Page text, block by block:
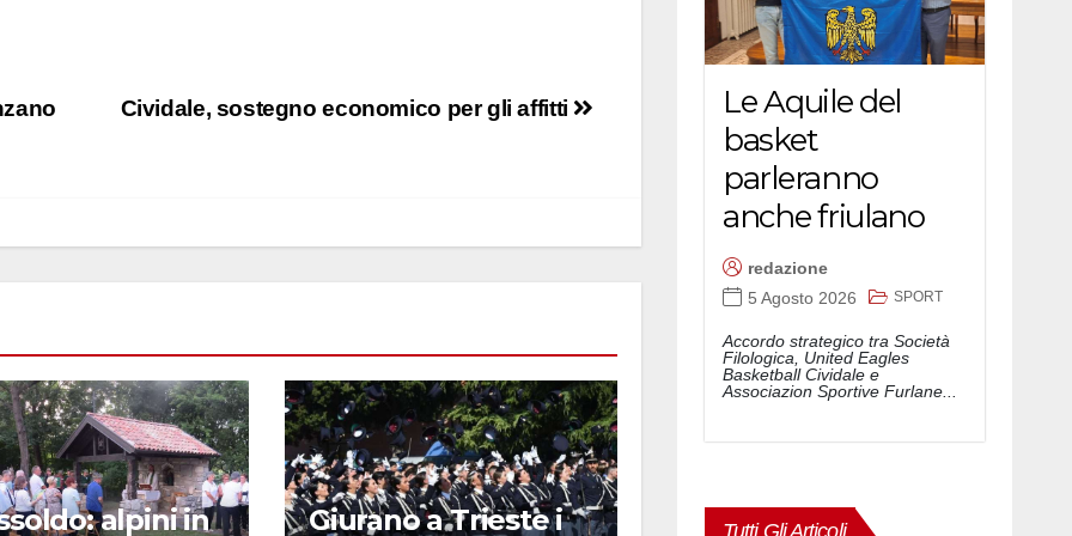
Cividale, sostegno economico per gli affitti
alpini in
Giurano a Trieste i
Le Aquile del
basket
parleranno
anche friulano
redazione
5 Agosto 2026
SPORT
Accordo strategico tra Società
Filologica, United Eagles
Basketball Cividale e
Associazion Sportive Furlane...
Tutti Gli Articoli